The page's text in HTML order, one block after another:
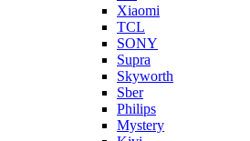
Xiaomi
TCL
SONY
Supra
Skyworth
Sber
Philips
Mystery